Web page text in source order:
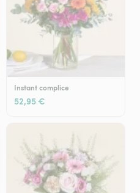
Instant complice
52,95 €